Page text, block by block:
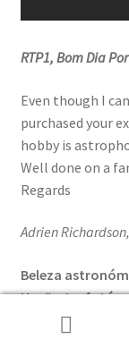
RTP1, Bom Dia
Even though I
purchased your
hobby is
Well done on a
Regards
Adrien
Beleza
Um
mundo
Pesquisar
Pesquisa